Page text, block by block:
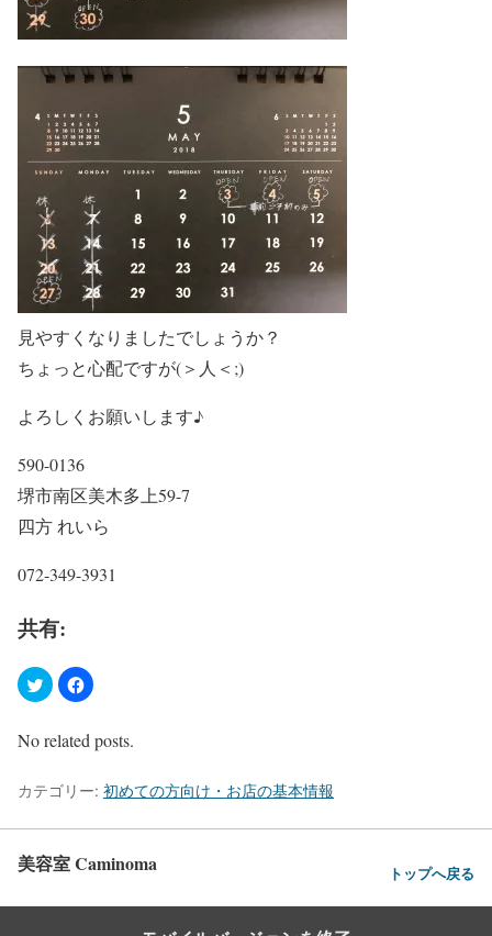
見やすくなりましたでしょうか？
ちょっと心配ですが(＞人＜;)
よろしくお願いします♪
590-0136
堺市南区美木多上59-7
四方 れいら
072-349-3931
共有:
No related posts.
カテゴリー: 初めての方向け・お店の基本情報
美容室 Caminoma トップへ戻る